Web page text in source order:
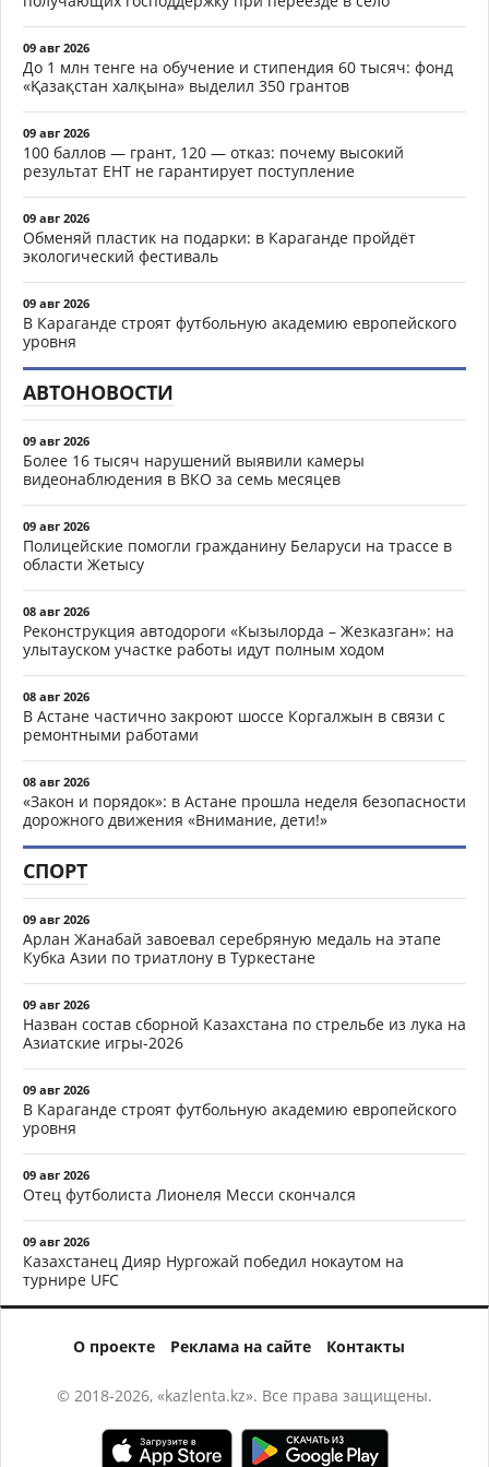
09 авг 2026
До 1 млн тенге на обучение и стипендия 60 тысяч: фонд
«Қазақстан халқына» выделил 350 грантов
09 авг 2026
100 баллов — грант, 120 — отказ: почему высокий
результат ЕНТ не гарантирует поступление
09 авг 2026
Обменяй пластик на подарки: в Караганде пройдёт
экологический фестиваль
09 авг 2026
В Караганде строят футбольную академию европейского
уровня
АВТОНОВОСТИ
09 авг 2026
Более 16 тысяч нарушений выявили камеры
видеонаблюдения в ВКО за семь месяцев
09 авг 2026
Полицейские помогли гражданину Беларуси на трассе в
области Жетысу
08 авг 2026
Реконструкция автодороги «Кызылорда – Жезказган»: на
улытауском участке работы идут полным ходом
08 авг 2026
В Астане частично закроют шоссе Коргалжын в связи с
ремонтными работами
08 авг 2026
«Закон и порядок»: в Астане прошла неделя безопасности
дорожного движения «Внимание, дети!»
СПОРТ
09 авг 2026
Арлан Жанабай завоевал серебряную медаль на этапе
Кубка Азии по триатлону в Туркестане
09 авг 2026
Назван состав сборной Казахстана по стрельбе из лука на
Азиатские игры-2026
09 авг 2026
В Караганде строят футбольную академию европейского
уровня
09 авг 2026
Отец футболиста Лионеля Месси скончался
09 авг 2026
Казахстанец Дияр Нургожай победил нокаутом на
турнире UFC
О проекте Реклама на сайте Контакты
© 2018-2026, «kazlenta.kz». Все права защищены.